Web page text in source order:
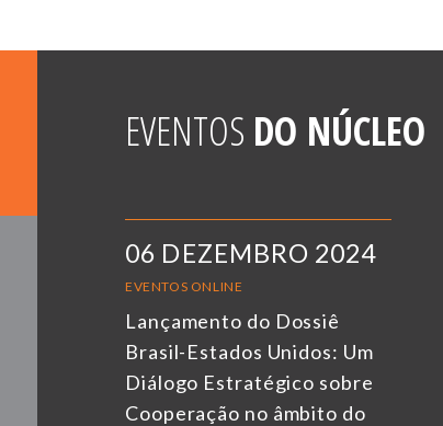
EVENTOS DO NÚCLEO
06 DEZEMBRO 2024
EVENTOS ONLINE
Lançamento do Dossiê
Brasil-Estados Unidos: Um
Diálogo Estratégico sobre
Cooperação no âmbito do